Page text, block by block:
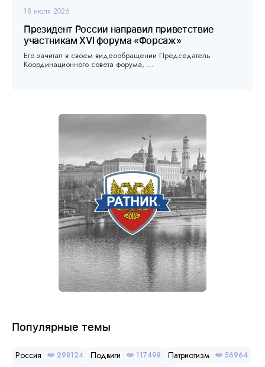
18 июля 2026
Президент России направил приветствие
участникам XVI форума «Форсаж»
Его зачитал в своем видеообращении Председатель
Координационного совета форума, ...
Популярные темы
Россия 298124 Подвиги 117498 Патриотизм 56964